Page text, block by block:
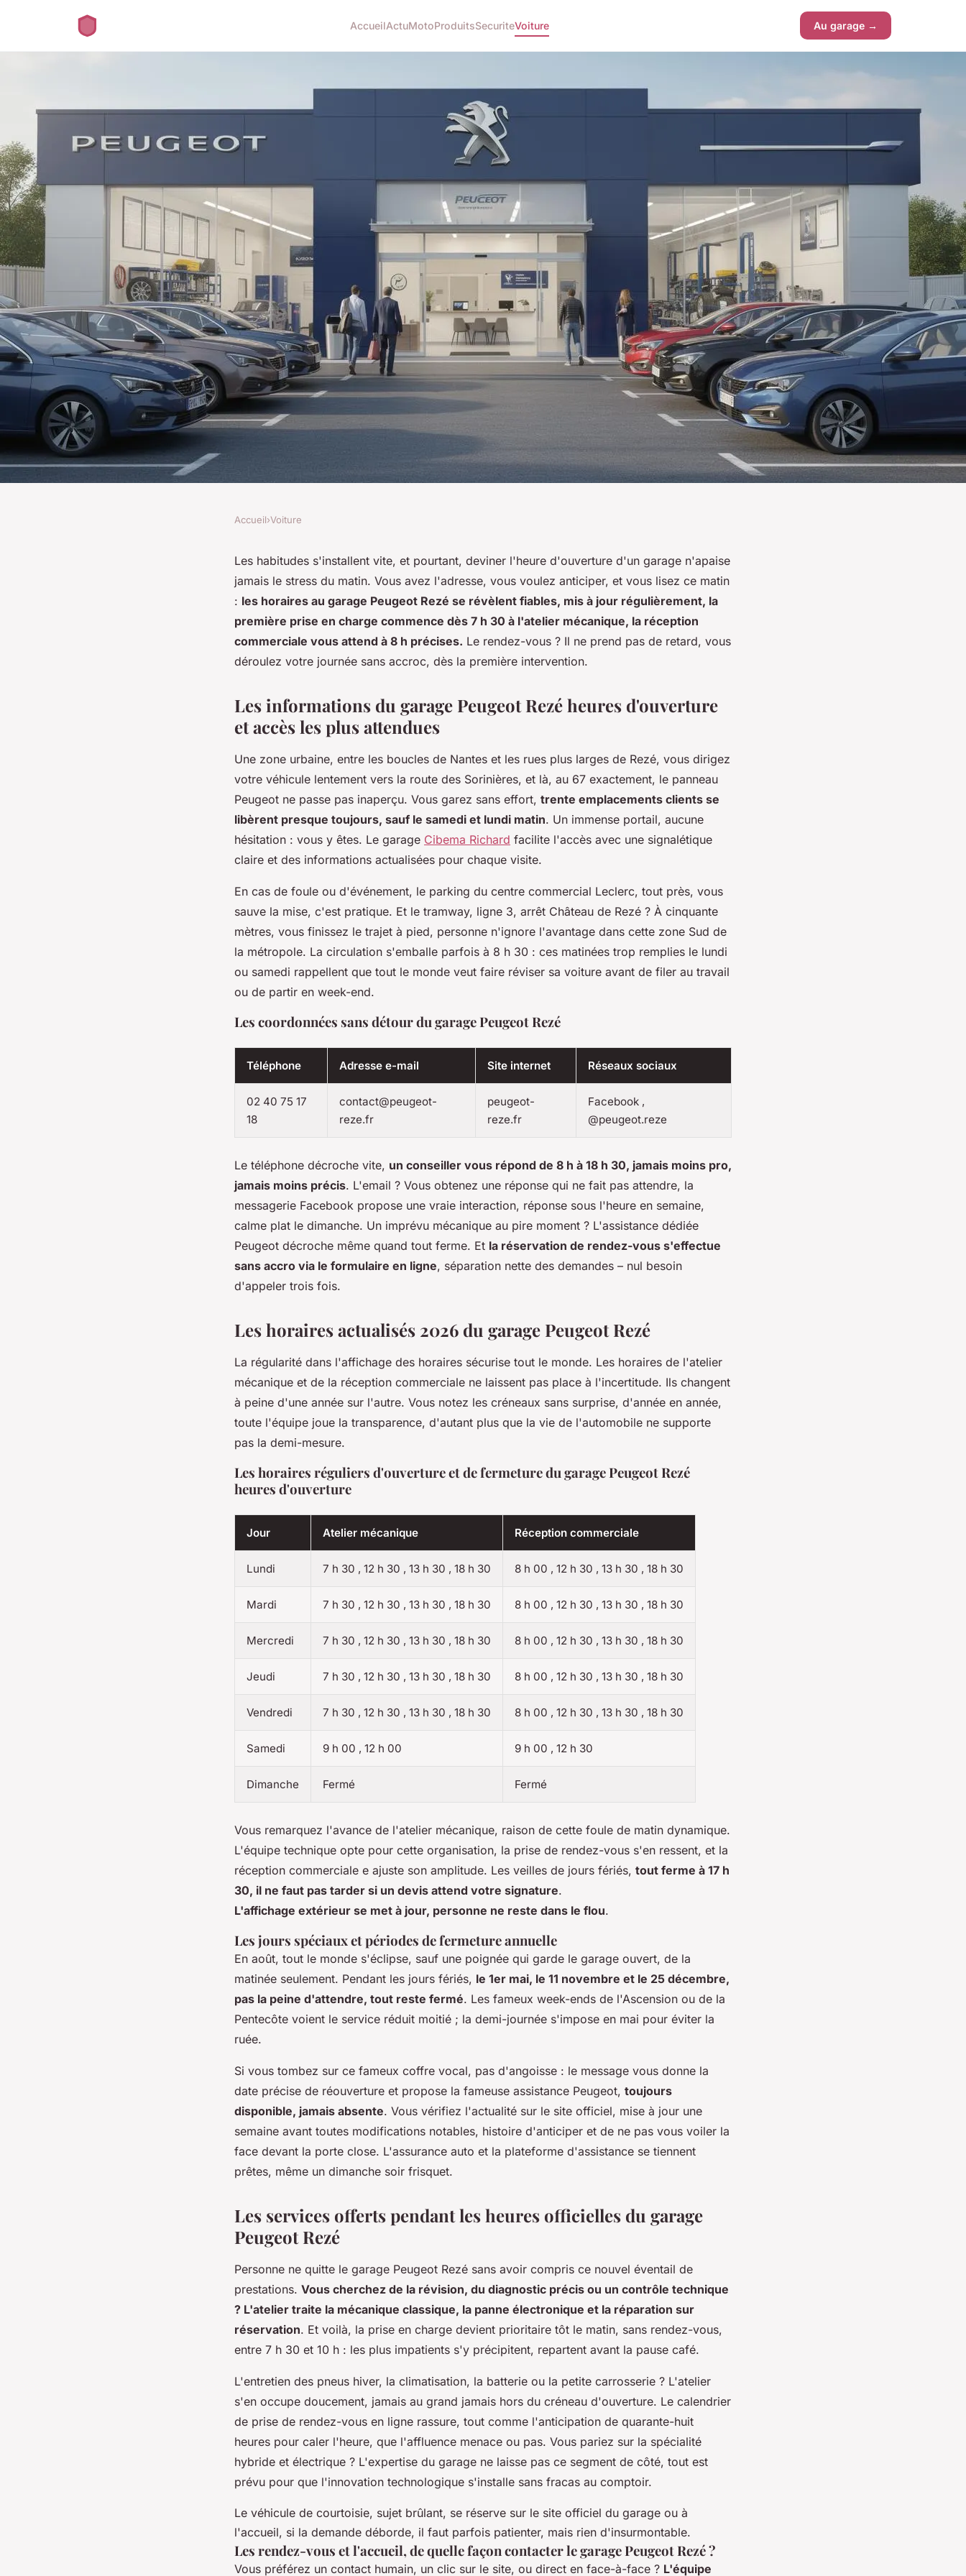
AccueilActuMotoProduitsSecuriteVoiture Au garage →
Les horaires à connaître du garage
Peugeot Rezé : les heures d'ouverture
Accueil›Voiture
Les habitudes s'installent vite, et pourtant, deviner l'heure d'ouverture d'un garage n'apaise
jamais le stress du matin. Vous avez l'adresse, vous voulez anticiper, et vous lisez ce matin
: les horaires au garage Peugeot Rezé se révèlent fiables, mis à jour régulièrement, la
première prise en charge commence dès 7 h 30 à l'atelier mécanique, la réception
commerciale vous attend à 8 h précises. Le rendez-vous ? Il ne prend pas de retard, vous
déroulez votre journée sans accroc, dès la première intervention.
Les informations du garage Peugeot Rezé heures d'ouverture
et accès les plus attendues
Une zone urbaine, entre les boucles de Nantes et les rues plus larges de Rezé, vous dirigez
votre véhicule lentement vers la route des Sorinières, et là, au 67 exactement, le panneau
Peugeot ne passe pas inaperçu. Vous garez sans effort, trente emplacements clients se
libèrent presque toujours, sauf le samedi et lundi matin. Un immense portail, aucune
hésitation : vous y êtes. Le garage Cibema Richard facilite l'accès avec une signalétique
claire et des informations actualisées pour chaque visite.
En cas de foule ou d'événement, le parking du centre commercial Leclerc, tout près, vous
sauve la mise, c'est pratique. Et le tramway, ligne 3, arrêt Château de Rezé ? À cinquante
mètres, vous finissez le trajet à pied, personne n'ignore l'avantage dans cette zone Sud de
la métropole. La circulation s'emballe parfois à 8 h 30 : ces matinées trop remplies le lundi
ou samedi rappellent que tout le monde veut faire réviser sa voiture avant de filer au travail
ou de partir en week-end.
Les coordonnées sans détour du garage Peugeot Rezé
Téléphone Adresse e-mail Site internet Réseaux sociaux
02 40 75 17
18
contact@peugeot-
reze.fr
peugeot-
reze.fr
Facebook ,
@peugeot.reze
Le téléphone décroche vite, un conseiller vous répond de 8 h à 18 h 30, jamais moins pro,
jamais moins précis. L'email ? Vous obtenez une réponse qui ne fait pas attendre, la
messagerie Facebook propose une vraie interaction, réponse sous l'heure en semaine,
calme plat le dimanche. Un imprévu mécanique au pire moment ? L'assistance dédiée
Peugeot décroche même quand tout ferme. Et la réservation de rendez-vous s'effectue
sans accro via le formulaire en ligne, séparation nette des demandes – nul besoin
d'appeler trois fois.
Les horaires actualisés 2026 du garage Peugeot Rezé
La régularité dans l'affichage des horaires sécurise tout le monde. Les horaires de l'atelier
mécanique et de la réception commerciale ne laissent pas place à l'incertitude. Ils changent
à peine d'une année sur l'autre. Vous notez les créneaux sans surprise, d'année en année,
toute l'équipe joue la transparence, d'autant plus que la vie de l'automobile ne supporte
pas la demi-mesure.
Les horaires réguliers d'ouverture et de fermeture du garage Peugeot Rezé
heures d'ouverture
Jour Atelier mécanique Réception commerciale
Lundi 7 h 30 , 12 h 30 , 13 h 30 , 18 h 30 8 h 00 , 12 h 30 , 13 h 30 , 18 h 30
Mardi 7 h 30 , 12 h 30 , 13 h 30 , 18 h 30 8 h 00 , 12 h 30 , 13 h 30 , 18 h 30
Mercredi 7 h 30 , 12 h 30 , 13 h 30 , 18 h 30 8 h 00 , 12 h 30 , 13 h 30 , 18 h 30
Jeudi 7 h 30 , 12 h 30 , 13 h 30 , 18 h 30 8 h 00 , 12 h 30 , 13 h 30 , 18 h 30
Vendredi 7 h 30 , 12 h 30 , 13 h 30 , 18 h 30 8 h 00 , 12 h 30 , 13 h 30 , 18 h 30
Samedi 9 h 00 , 12 h 00 9 h 00 , 12 h 30
Dimanche Fermé Fermé
Vous remarquez l'avance de l'atelier mécanique, raison de cette foule de matin dynamique.
L'équipe technique opte pour cette organisation, la prise de rendez-vous s'en ressent, et la
réception commerciale e ajuste son amplitude. Les veilles de jours fériés, tout ferme à 17 h
30, il ne faut pas tarder si un devis attend votre signature.
L'affichage extérieur se met à jour, personne ne reste dans le flou.
Les jours spéciaux et périodes de fermeture annuelle
En août, tout le monde s'éclipse, sauf une poignée qui garde le garage ouvert, de la
matinée seulement. Pendant les jours fériés, le 1er mai, le 11 novembre et le 25 décembre,
pas la peine d'attendre, tout reste fermé. Les fameux week-ends de l'Ascension ou de la
Pentecôte voient le service réduit moitié ; la demi-journée s'impose en mai pour éviter la
ruée.
Si vous tombez sur ce fameux coffre vocal, pas d'angoisse : le message vous donne la
date précise de réouverture et propose la fameuse assistance Peugeot, toujours
disponible, jamais absente. Vous vérifiez l'actualité sur le site officiel, mise à jour une
semaine avant toutes modifications notables, histoire d'anticiper et de ne pas vous voiler la
face devant la porte close. L'assurance auto et la plateforme d'assistance se tiennent
prêtes, même un dimanche soir frisquet.
Les services offerts pendant les heures officielles du garage
Peugeot Rezé
Personne ne quitte le garage Peugeot Rezé sans avoir compris ce nouvel éventail de
prestations. Vous cherchez de la révision, du diagnostic précis ou un contrôle technique
? L'atelier traite la mécanique classique, la panne électronique et la réparation sur
réservation. Et voilà, la prise en charge devient prioritaire tôt le matin, sans rendez-vous,
entre 7 h 30 et 10 h : les plus impatients s'y précipitent, repartent avant la pause café.
L'entretien des pneus hiver, la climatisation, la batterie ou la petite carrosserie ? L'atelier
s'en occupe doucement, jamais au grand jamais hors du créneau d'ouverture. Le calendrier
de prise de rendez-vous en ligne rassure, tout comme l'anticipation de quarante-huit
heures pour caler l'heure, que l'affluence menace ou pas. Vous pariez sur la spécialité
hybride et électrique ? L'expertise du garage ne laisse pas ce segment de côté, tout est
prévu pour que l'innovation technologique s'installe sans fracas au comptoir.
Le véhicule de courtoisie, sujet brûlant, se réserve sur le site officiel du garage ou à
l'accueil, si la demande déborde, il faut parfois patienter, mais rien d'insurmontable.
Les rendez-vous et l'accueil, de quelle façon contacter le garage Peugeot Rezé ?
Vous préférez un contact humain, un clic sur le site, ou direct en face-à-face ? L'équipe